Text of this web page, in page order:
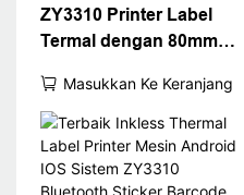
ZY3310 Printer Label
Termal dengan 80mm 3
Printer USB Port WiFi
Inter Kemasan Label
Printer Stiker
Masukkan Ke Keranjang